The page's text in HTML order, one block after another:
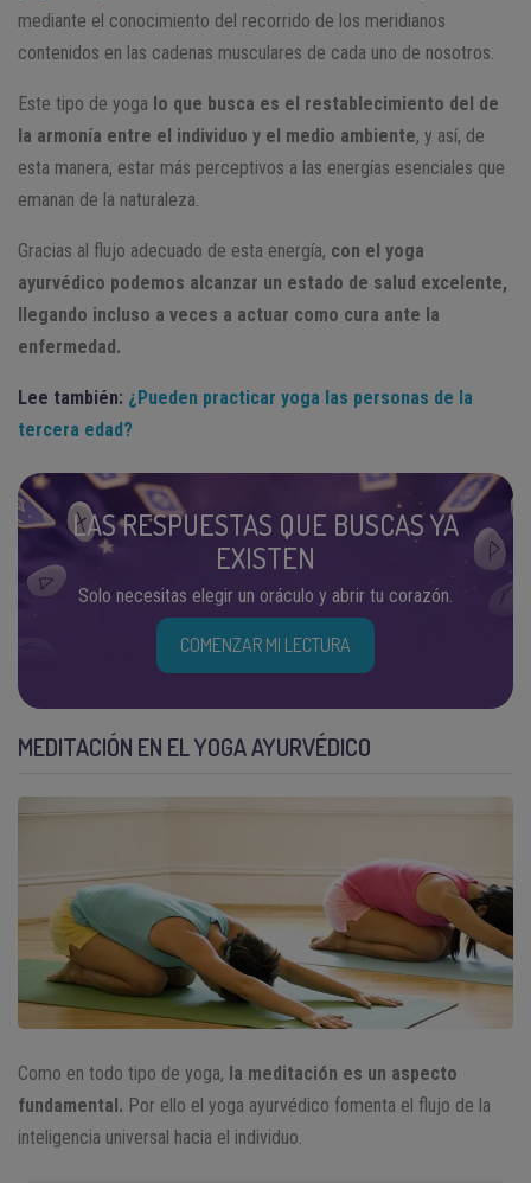
mediante el conocimiento del recorrido de los meridianos
contenidos en las cadenas musculares de cada uno de nosotros.
Este tipo de yoga lo que busca es el restablecimiento del de
la armonía entre el individuo y el medio ambiente, y así, de
esta manera, estar más perceptivos a las energías esenciales que
emanan de la naturaleza.
Gracias al flujo adecuado de esta energía, con el yoga
ayurvédico podemos alcanzar un estado de salud excelente,
llegando incluso a veces a actuar como cura ante la
enfermedad.
Lee también: ¿Pueden practicar yoga las personas de la
tercera edad?
LAS RESPUESTAS QUE BUSCAS YA
EXISTEN
Solo necesitas elegir un oráculo y abrir tu corazón.
COMENZAR MI LECTURA
MEDITACIÓN EN EL YOGA AYURVÉDICO
Como en todo tipo de yoga, la meditación es un aspecto
fundamental. Por ello el yoga ayurvédico fomenta el flujo de la
inteligencia universal hacia el individuo.